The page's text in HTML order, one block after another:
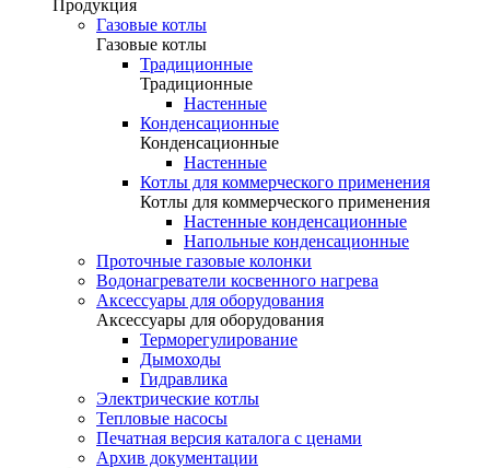
Продукция
Газовые котлы
Газовые котлы
Традиционные
Традиционные
Настенные
Конденсационные
Конденсационные
Настенные
Котлы для коммерческого применения
Котлы для коммерческого применения
Настенные конденсационные
Напольные конденсационные
Проточные газовые колонки
Водонагреватели косвенного нагрева
Аксессуары для оборудования
Аксессуары для оборудования
Терморегулирование
Дымоходы
Гидравлика
Электрические котлы
Тепловые насосы
Печатная версия каталога с ценами
Архив документации